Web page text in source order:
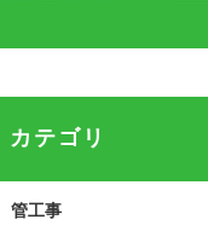
カテゴリ
管工事